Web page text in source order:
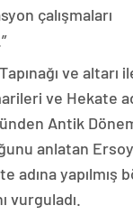
çalışmaları
ve
ve Hekate
Antik
anlatan
adına yapılmış
vurguladı.